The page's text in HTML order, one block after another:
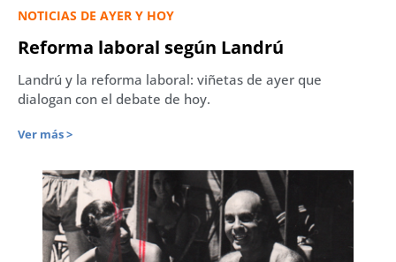
NOTICIAS DE AYER Y HOY
Reforma laboral según Landrú
Landrú y la reforma laboral: viñetas de ayer que
dialogan con el debate de hoy.
Ver más >